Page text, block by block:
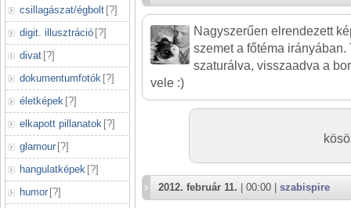
csillagászat/égbolt [?]
digit. illusztráció [?]
divat [?]
dokumentumfotók [?]
életképek [?]
elkapott pillanatok [?]
glamour [?]
hangulatképek [?]
humor [?]
Nagyszerűen elrendezett
szemet a főtéma
szaturálva, visszaadva a
vele :)
2012. február 11. | 00:00 | szabispire